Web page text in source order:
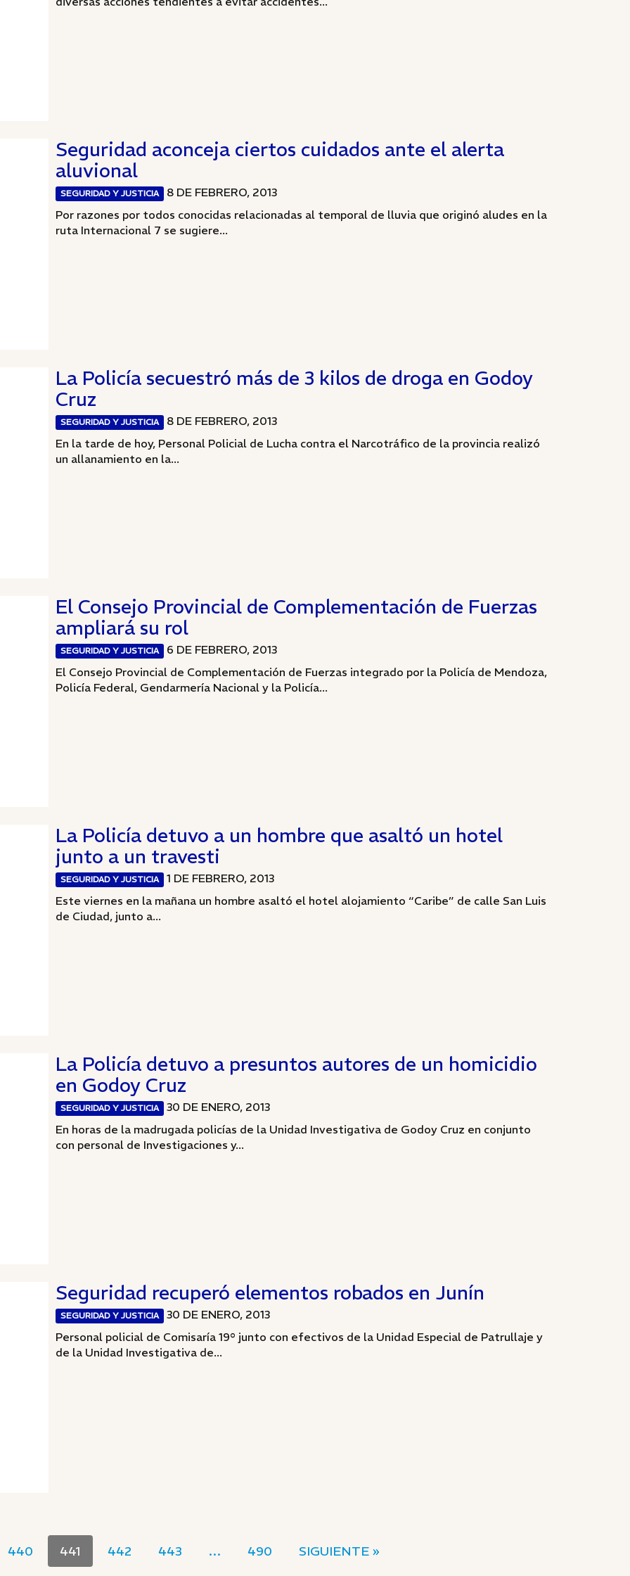
Seguridad aconceja ciertos cuidados ante el alerta
aluvional
SEGURIDAD Y JUSTICIA
8 DE FEBRERO, 2013
Por razones por todos conocidas relacionadas al temporal de lluvia que originó aludes en la
ruta Internacional 7 se sugiere...
La Policía secuestró más de 3 kilos de droga en Godoy
Cruz
SEGURIDAD Y JUSTICIA
8 DE FEBRERO, 2013
En la tarde de hoy, Personal Policial de Lucha contra el Narcotráfico de la provincia realizó
un allanamiento en la...
El Consejo Provincial de Complementación de Fuerzas
ampliará su rol
SEGURIDAD Y JUSTICIA
6 DE FEBRERO, 2013
El Consejo Provincial de Complementación de Fuerzas integrado por la Policía de Mendoza,
Policía Federal, Gendarmería Nacional y la Policía...
La Policía detuvo a un hombre que asaltó un hotel
junto a un travesti
SEGURIDAD Y JUSTICIA
1 DE FEBRERO, 2013
Este viernes en la mañana un hombre asaltó el hotel alojamiento “Caribe” de calle San Luis
de Ciudad, junto a...
La Policía detuvo a presuntos autores de un homicidio
en Godoy Cruz
SEGURIDAD Y JUSTICIA
30 DE ENERO, 2013
En horas de la madrugada policías de la Unidad Investigativa de Godoy Cruz en conjunto
con personal de Investigaciones y...
Seguridad recuperó elementos robados en Junín
SEGURIDAD Y JUSTICIA
30 DE ENERO, 2013
Personal policial de Comisaría 19° junto con efectivos de la Unidad Especial de Patrullaje y
de la Unidad Investigativa de...
440 441 442 443 … 490 SIGUIENTE »